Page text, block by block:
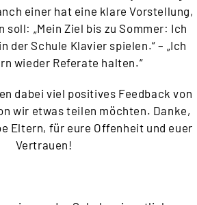
einer hat eine klare Vorstellung,
soll: „Mein Ziel bis zu Sommer: Ich
der Schule Klavier spielen.“ – „Ich
wieder Referate halten.“
dabei viel positives Feedback von
wir etwas teilen möchten. Danke,
Eltern, für eure Offenheit und euer
Vertrauen!